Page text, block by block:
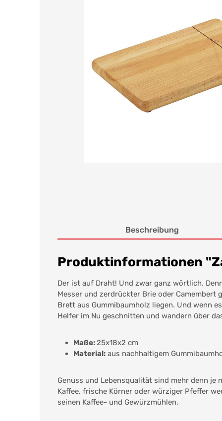
Beschreibung
Produktinformationen
Der ist auf Draht! Und zwar ganz wörtlich.
Messer und zerdrückter Brie oder Camembert
Brett aus Gummibaumholz liegen. Und wenn
Helfer im Nu geschnitten und wandern über
Maße:25x18x2 cm
Material: aus nachhaltigem
Genuss und Lebensqualität sind mehr denn
Kaffee, frische Körner oder würziger Pfeffer
seinen Kaffee- und Gewürzmühlen.